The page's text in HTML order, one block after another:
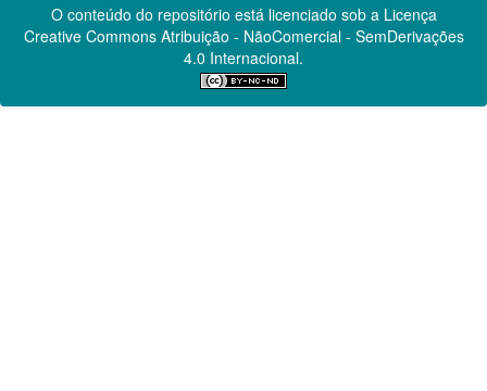
O conteúdo do repositório está licenciado sob a Licença
Creative CommonsAtribuição - NãoComercial - SemDerivações
4.0 Internacional.